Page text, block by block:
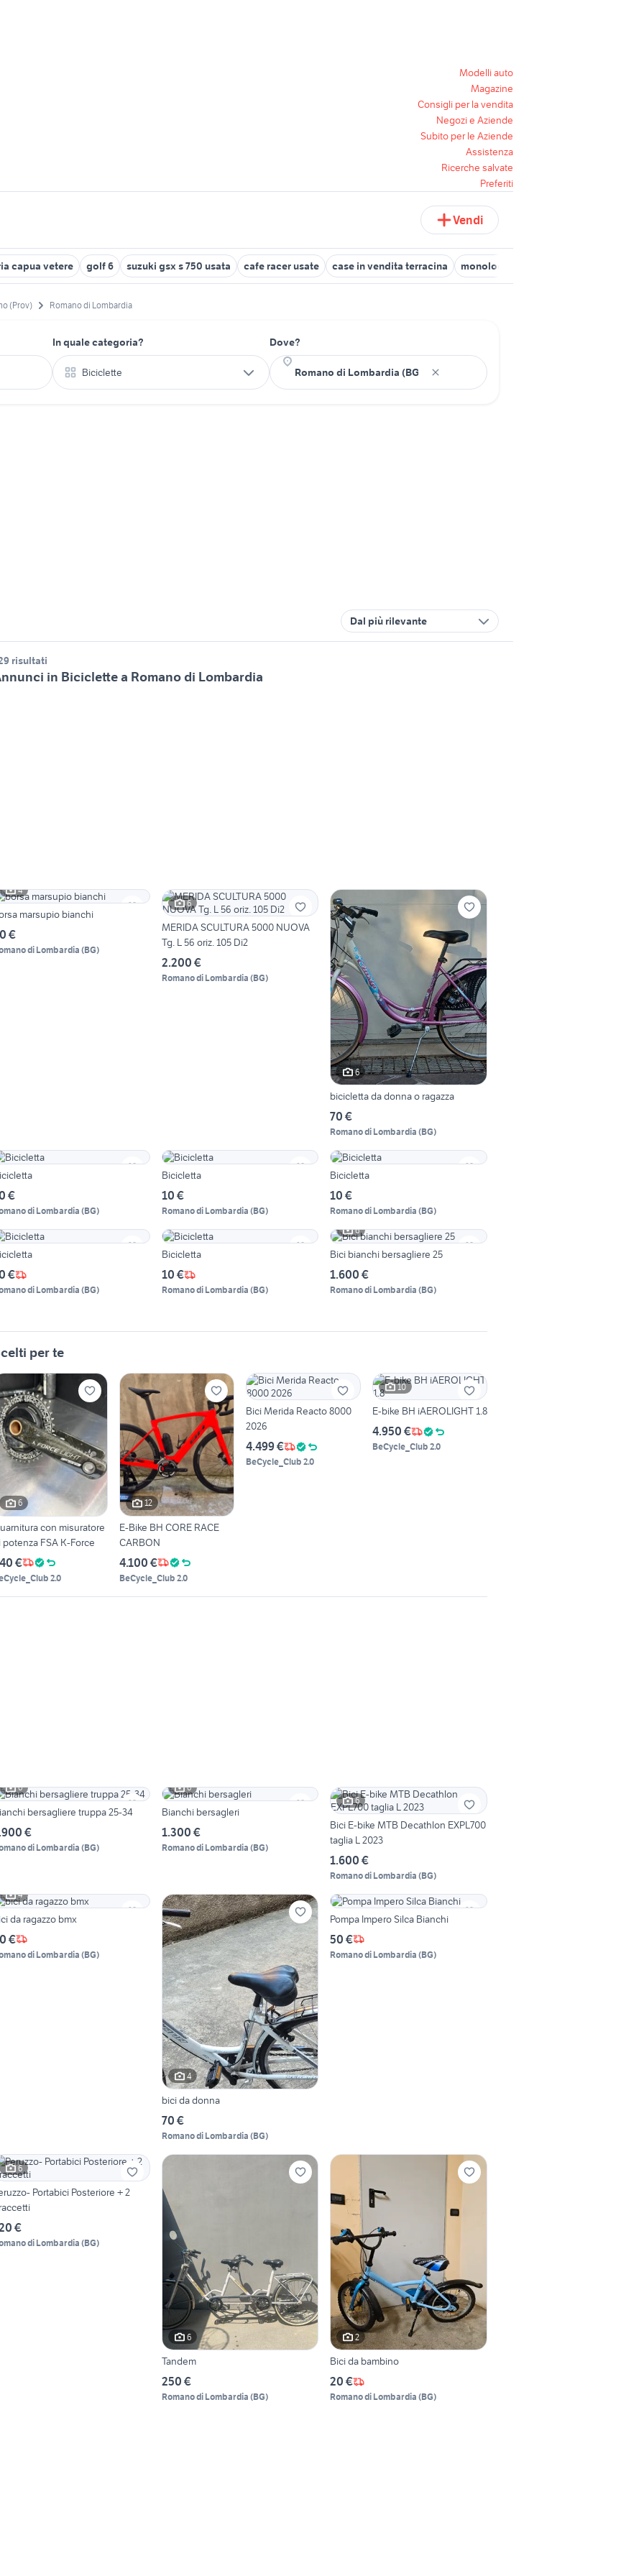
Modelli auto
Magazine
Consigli per la vendita
Negozi e Aziende
Subito per le Aziende
Assistenza
Ricerche salvate
Preferiti
Vendi
capua vetere golf 6 suzuki gsx s 750 usata cafe racer usate case in vendita terracina monolocale affitto sassari
(Prov) Romano di Lombardia
In quale categoria?
Biciclette
Dove?
Dal più rilevante
risultati
in Biciclette a Romano di Lombardia
4
marsupio bianchi
€
di Lombardia (BG)
6
MERIDA SCULTURA 5000 NUOVA
Tg. L 56 oriz. 105 Di2
2.200 €
Romano di Lombardia (BG)
6
bicicletta da donna o ragazza
70 €
Romano di Lombardia (BG)
€
di Lombardia (BG)
Bicicletta
10 €
Romano di Lombardia (BG)
Bicicletta
10 €
Romano di Lombardia (BG)
€
di Lombardia (BG)
Bicicletta
10 €
Romano di Lombardia (BG)
6
Bici bianchi bersagliere 25
1.600 €
Romano di Lombardia (BG)
per te
6
con misuratore
potenza FSA K-Force
€
2.0
12
E-Bike BH CORE RACE
CARBON
4.100 €
BeCycle_Club 2.0
Bici Merida Reacto 8000
2026
4.499 €
BeCycle_Club 2.0
10
E-bike BH iAEROLIGHT 1.8
4.950 €
BeCycle_Club 2.0
6
bersagliere truppa 25-34
€
di Lombardia (BG)
6
Bianchi bersagleri
1.300 €
Romano di Lombardia (BG)
6
Bici E-bike MTB Decathlon EXPL700
taglia L 2023
1.600 €
Romano di Lombardia (BG)
4
da ragazzo bmx
€
di Lombardia (BG)
4
bici da donna
70 €
Romano di Lombardia (BG)
Pompa Impero Silca Bianchi
50 €
Romano di Lombardia (BG)
6
Portabici Posteriore + 2
€
di Lombardia (BG)
6
Tandem
250 €
Romano di Lombardia (BG)
2
Bici da bambino
20 €
Romano di Lombardia (BG)